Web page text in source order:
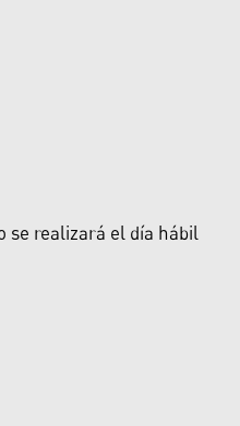
se realizará el día hábil